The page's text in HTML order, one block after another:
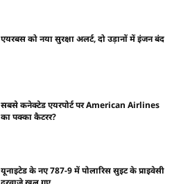
एयरबस को नया सुरक्षा अलर्ट, दो उड़ानों में इंजन बंद
सबसे कनेक्टेड एयरपोर्ट पर American Airlines
का पक्का कैटरर?
यूनाइटेड के नए 787-9 में पोलारिस सुइट के प्राइवेसी